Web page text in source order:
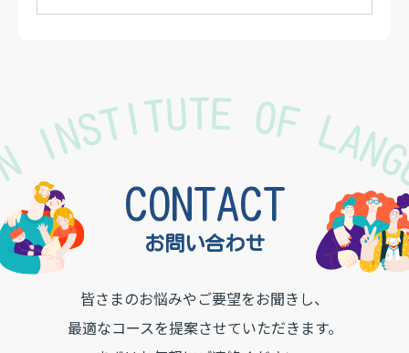
INSTITUTE OF
お問い合わせ
CONTACT
皆さまのお悩みやご要望をお聞きし、
最適なコースを提案させていただきます。